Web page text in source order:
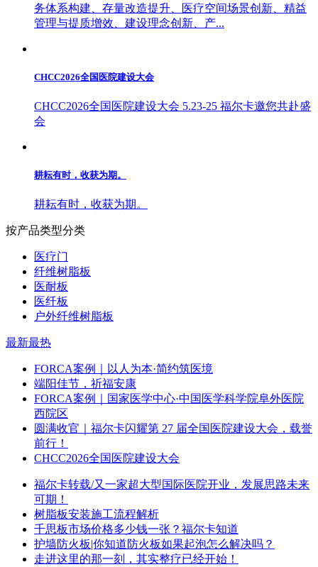
务体系构建、存量改造提升、医疗空间场景创新、精益
管理与提质增效、建设理念创新、产...
CHCC2026全国医院建设大会
CHCC2026全国医院建设大会 5.23-25 福尔卡邀您共赴盛
会
耕耘有时，收获为期。
耕耘有时，收获为期。
按产品类型分类
医疗门
纤维树脂板
医耐板
医纤板
户外纤维树脂板
最新最热
FORCA案例｜以人为本·简约筑医境
端阳佳节，祈福安康
FORCA案例｜国家医学中心·中国医学科学院阜外医院
西院区
圆满收官｜福尔卡闪耀第 27 届全国医院建设大会，载誉
前行！
CHCC2026全国医院建设大会
福尔卡转载/又一家超大型国际医院开业，发展思路未来
可期！
树脂板安装施工流程解析
千思板市场价格多少钱一张？福尔卡知道
护墙防火板|你知道防火板如果起泡怎么解决吗？
走进这里的那一刻，其实整疗已经开始！